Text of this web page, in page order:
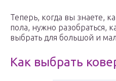
Теперь, когда вы знаете,
пола, нужно разобраться,
выбрать для большой и
Как выбрать